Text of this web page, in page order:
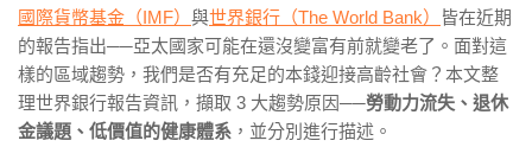
國際貨幣基金（IMF） 與世界銀行（The World Bank）
皆在近期
的報告指出──亞太國家可能在還沒變富有前就變老了。面對這
樣的區域趨勢，我們是否有充足的本錢迎接高齡社會？本文整
理世界銀行報告資訊，擷取 3 大趨勢原因──勞動力流失、退休
金議題、低價值的健康體系 ，並分別進行描述。